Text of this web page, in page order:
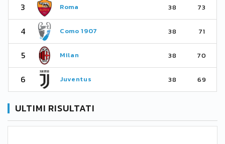
3 Roma 38 73
4 Como 1907 38 71
5 Milan 38 70
6 Juventus 38 69
ULTIMI RISULTATI